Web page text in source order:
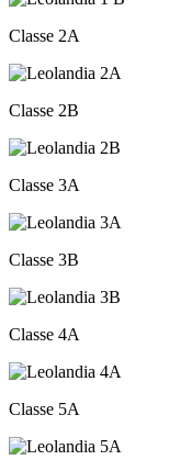
Classe 2A
Classe 2B
Classe 3A
Classe 3B
Classe 4A
Classe 5A